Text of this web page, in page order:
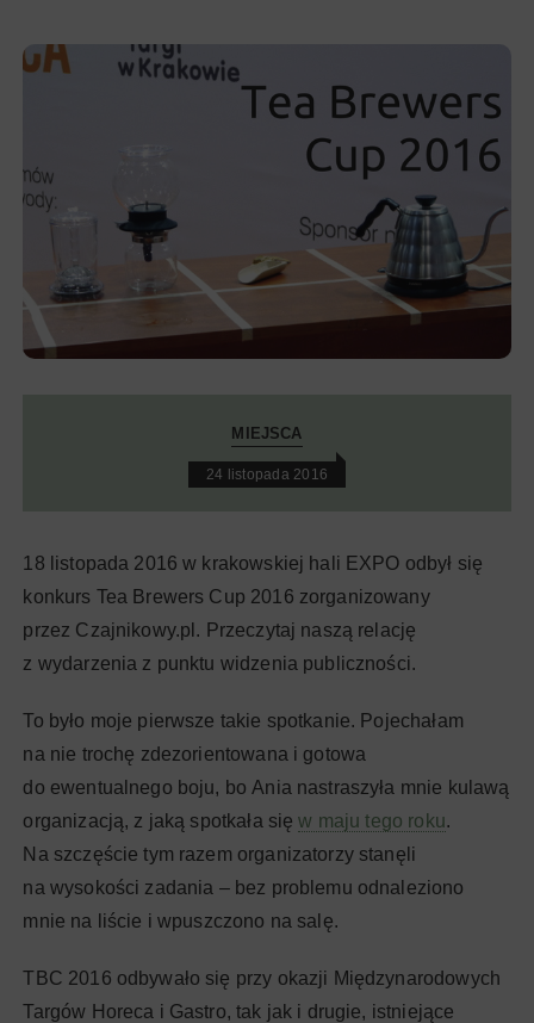
MIEJSCA
24 listopada 2016
18 listopada 2016 w krakowskiej hali EXPO odbył się
konkurs Tea Brewers Cup 2016 zorganizowany
przez Czajnikowy.pl. Przeczytaj naszą relację
z wydarzenia z punktu widzenia publiczności.
To było moje pierwsze takie spotkanie. Pojechałam
na nie trochę zdezorientowana i gotowa
do ewentualnego boju, bo Ania nastraszyła mnie kulawą
organizacją, z jaką spotkała sięw maju tego roku.
Na szczęście tym razem organizatorzy stanęli
na wysokości zadania – bez problemu odnaleziono
mnie na liście i wpuszczono na salę.
TBC 2016 odbywało się przy okazji Międzynarodowych
Targów Horeca i Gastro, tak jak i drugie, istniejące